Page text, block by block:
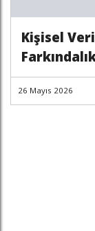
Kişisel
26 Mayıs 2026